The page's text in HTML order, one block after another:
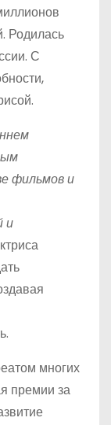
Родилась
С
фильмов и
и
многих
премии за